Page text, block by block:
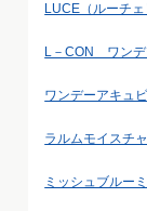
LUCE（ルーチ
L－CON ワンデ
ワンデーアキュ
ラルムモイスチ
ミッシュブルー